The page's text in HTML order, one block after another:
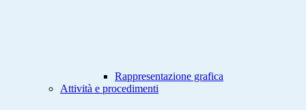
Rappresentazione grafica
Attività e procedimenti